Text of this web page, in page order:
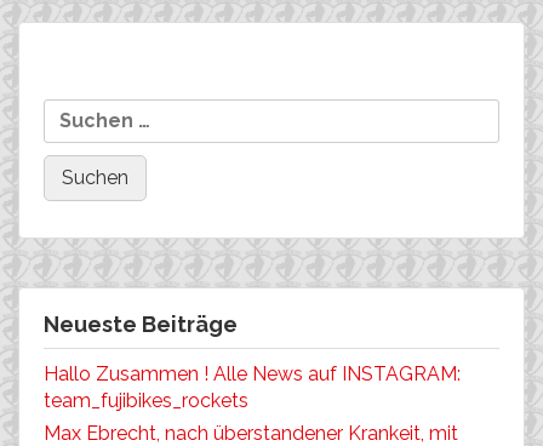
Neueste Beiträge
Hallo Zusammen ! Alle News auf INSTAGRAM:
team_fujibikes_rockets
Max Ebrecht, nach überstandener Krankeit, mit